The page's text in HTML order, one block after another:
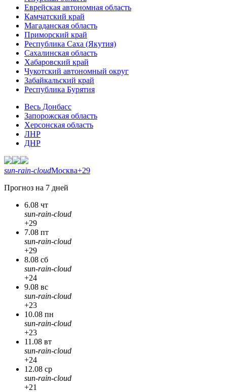
Еврейская автономная область
Камчатский край
Магаданская область
Приморский край
Республика Саха (Якутия)
Сахалинская область
Хабаровский край
Чукотский автономный округ
Забайкальский край
Республика Бурятия
Весь Донбасс
Запорожская область
Херсонская область
ЛНР
ДНР
sun-rain-cloudМосква+29
Прогноз на 7 дней
6.08 чт
sun-rain-cloud
+29
7.08 пт
sun-rain-cloud
+29
8.08 сб
sun-rain-cloud
+24
9.08 вс
sun-rain-cloud
+23
10.08 пн
sun-rain-cloud
+23
11.08 вт
sun-rain-cloud
+24
12.08 ср
sun-rain-cloud
+21